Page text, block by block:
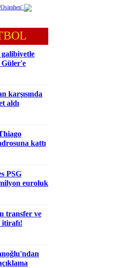
Güler'e
karşısında
aldı
kattı
PSG
euroluk
transfer ve
itirafı!